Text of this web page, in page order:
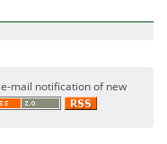
mail notification of new